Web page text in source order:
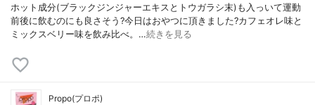
ホット成分(ブラックジンジャーエキスとトウガラシ末)も入っいて運動
前後に飲むのにも良さそう?今日はおやつに頂きました?カフェオレ味と
ミックスベリー味を飲み比べ。…続きを見る
Propo(プロポ)